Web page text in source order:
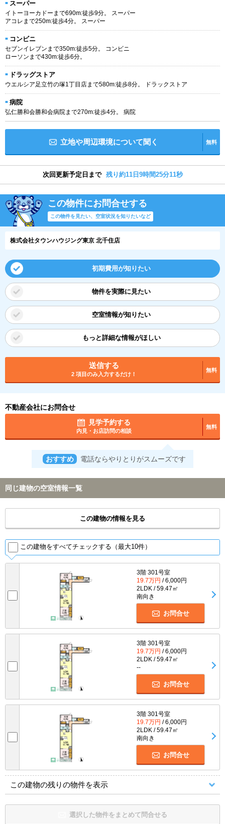
スーパー
イトーヨーカドーまで690m:徒歩9分。 スーパー
アコレまで250m:徒歩4分。 スーパー
コンビニ
セブンイレブンまで350m:徒歩5分。 コンビニ
ローソンまで430m:徒歩6分。
ドラッグストア
ウエルシア足立竹の塚1丁目店まで580m:徒歩8分。 ドラックストア
病院
弘仁勝和会勝和会病院まで270m:徒歩4分。 病院
立地や周辺環境について聞く 無料
次回更新予定日まで 残り約11日9時間25分11秒
この物件にお問合せする
この物件を見たい、空室状況を知りたいなど
株式会社タウンハウジング東京 北千住店
初期費用が知りたい
物件を実際に見たい
空室情報が知りたい
もっと詳細な情報がほしい
送信する
2 項目のみ入力するだけ！
無料
不動産会社にお問合せ
見学予約する
内見・お店訪問の相談
無料
おすすめ 電話ならやりとりがスムーズです
同じ建物の空室情報一覧
この建物の情報を見る
この建物をすべてチェックする（最大10件）
3階 301号室
19.7万円 / 6,000円
2LDK / 59.47㎡
南向き
お問合せ
3階 301号室
19.7万円 / 6,000円
2LDK / 59.47㎡
--
お問合せ
3階 301号室
19.7万円 / 6,000円
2LDK / 59.47㎡
南向き
お問合せ
この建物の残りの物件を表示
選択した物件をまとめて問合せる